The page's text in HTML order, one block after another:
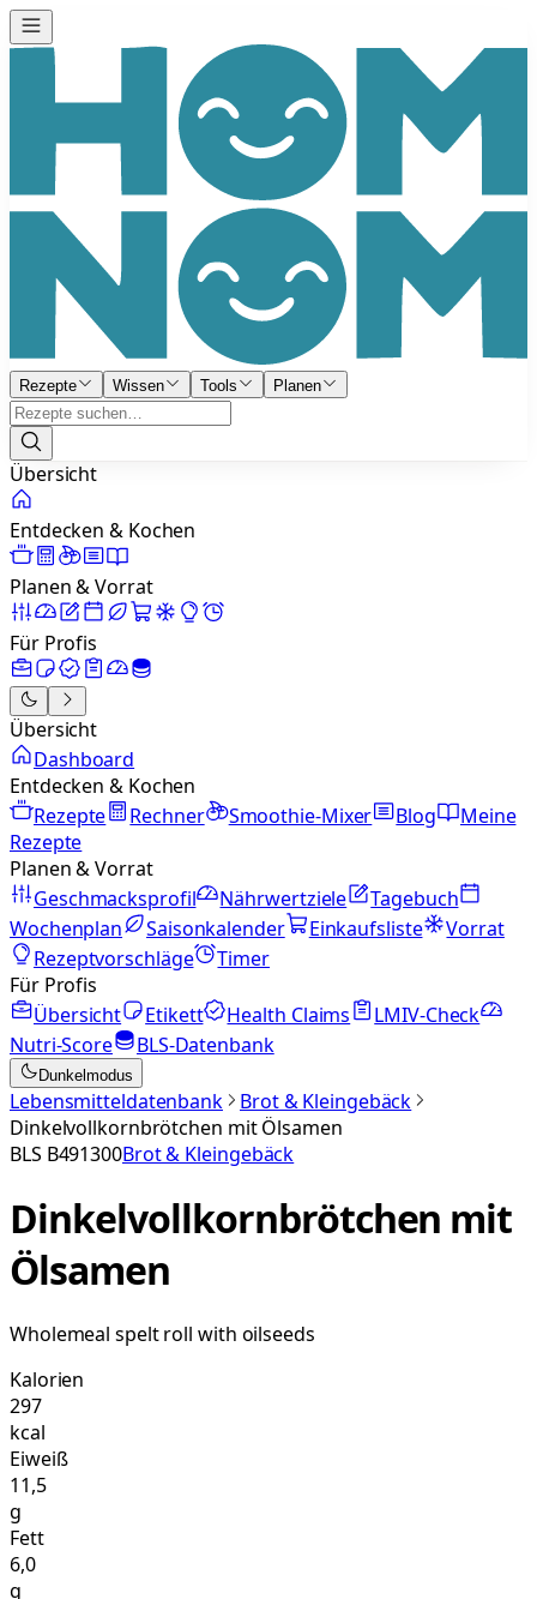
Rezepte Wissen Tools Planen
Übersicht
Entdecken & Kochen
Planen & Vorrat
Für Profis
Übersicht
Dashboard
Entdecken & Kochen
Rezepte
Rechner Smoothie-Mixer Blog
Meine
Rezepte
Planen & Vorrat
Geschmacksprofil
Nährwertziele
Tagebuch
Wochenplan
Saisonkalender Einkaufsliste
Vorrat
Rezeptvorschläge
Timer
Für Profis
Übersicht
Etikett Health Claims
LMIV-Check
Nutri-Score
BLS-Datenbank
Dunkelmodus
Lebensmitteldatenbank
Brot & Kleingebäck
Dinkelvollkornbrötchen mit Ölsamen
BLS B491300Brot & Kleingebäck
Dinkelvollkornbrötchen mit
Ölsamen
Wholemeal spelt roll with oilseeds
Kalorien
297
kcal
Eiweiß
11,5
g
Fett
6,0
g